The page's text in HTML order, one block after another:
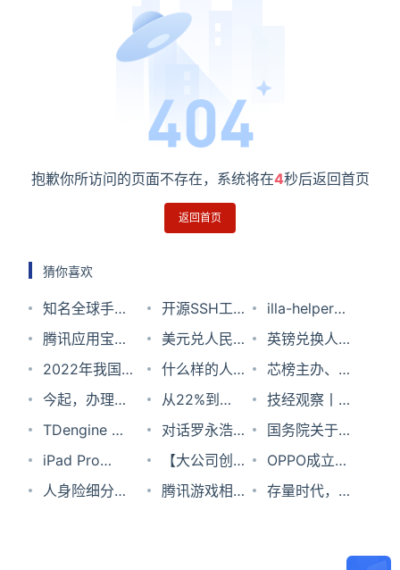
抱歉你所访问的页面不存在，系统将在4秒后返回首页
返回首页
猜你喜欢
知名全球手机
号接码平台
SMS-
Activate突然
宣布停止运营
账户余额可通
过USDT提现
开源SSH工具
PuTTY启用新
官网域名 对抗
反疫苗者搭建
的PuTTY.org
网站
illa-helper开
源AI沉浸式语
言学习「浏览
器插件」
腾讯应用宝电
脑版5.0来
了！Windows
运行安卓应用
CPU占用更低
美元兑人民币
汇率2023年8
月24日
英镑兑换人民
币汇率2023
年6月12日
2022年我国
生产手机15.6
亿台，同比下
降6.2%
什么样的人自
带“达芬奇能
量”?
芯榜主办、亿
欧协办半导体
投融资论坛暨
先进封测大会
圆满举办，多
今起，办理电
话卡不能超出
规定数量了！
从22%到
9%，
LightCounting
下调以太网光
技经观察丨精
准医疗将引领
健康和医疗保
健的未来
TDengine 开
发者大会参会
指南已“打包”
对话罗永浩：
再创业可能后
悔，不再创业
国务院关于印
发扎实稳住经
济一揽子政策
iPad Pro
2021将于本月
【大公司创新
情报】任正
OPPO成立西
安研发中心，
及重点技术研
人身险细分险
腾讯游戏相关
存量时代，互